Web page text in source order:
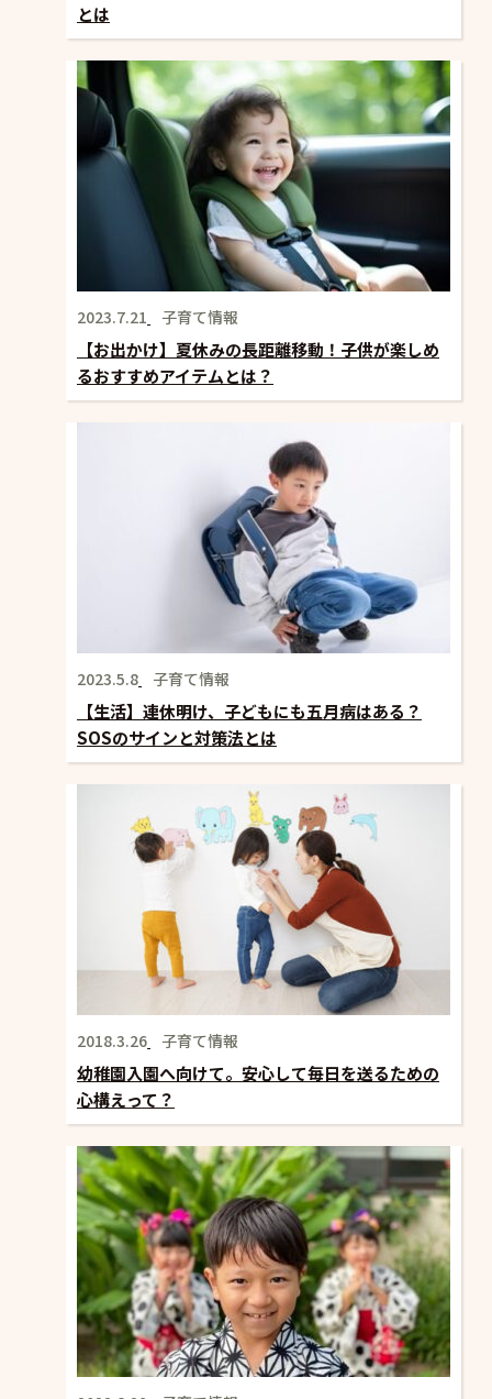
とは
2023.7.21 子育て情報
【お出かけ】夏休みの長距離移動！子供が楽しめ
るおすすめアイテムとは？
2023.5.8 子育て情報
【生活】連休明け、子どもにも五月病はある？
SOSのサインと対策法とは
2018.3.26 子育て情報
幼稚園入園へ向けて。安心して毎日を送るための
心構えって？